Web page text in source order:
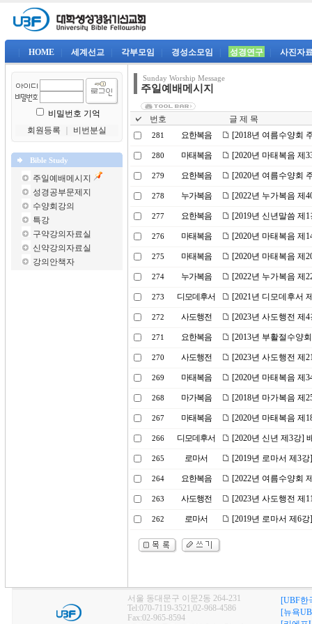
HOME 세계선교 각부모임 경성소모임 성경연구 사진자
비밀번호 기억
회원등록
비번분실
Bible Study
주일예배메시지
성경공부문제지
수양회강의
특강
구약강의자료실
신약강의자료실
강의안책자
Sunday Worship Message
주일예배메시지
번호 글 제 목
281 요한복음 [2018년 여름수양회
280 마태복음 [2020년 마태복음 제
279 요한복음 [2020년 여름수양회
278 누가복음 [2022년 누가복음 제
277 요한복음 [2019년 신년말씀 제
276 마태복음 [2020년 마태복음 제
275 마태복음 [2020년 마태복음 제
274 누가복음 [2022년 누가복음 제
273 디모데후서 [2021년 디모데후서
272 사도행전 [2023년 사도행전 제
271 요한복음 [2013년 부활절수양
270 사도행전 [2023년 사도행전 제
269 마태복음 [2020년 마태복음 제
268 마가복음 [2018년 마가복음 제
267 마태복음 [2020년 마태복음 제
266 디모데후서 [2020년 신년 제3강]
265 로마서 [2019년 로마서 제3
264 요한복음 [2022년 여름수양회
263 사도행전 [2023년 사도행전 제
262 로마서 [2019년 로마서 제6
서울 동대문구 이문2동 264-231
Tel:070-7119-3521,02-968-4586
Fax:02-965-8594
[UBF한
[뉴욕